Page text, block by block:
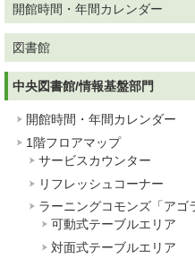
開館時間・年間カレンダー
図書館
中央図書館/情報基盤部門
開館時間・年間カレンダー
1階フロアマップ
サービスカウンター
リフレッシュコーナー
ラーニングコモンズ「アゴ
可動式テーブルエリア
対面式テーブルエリア